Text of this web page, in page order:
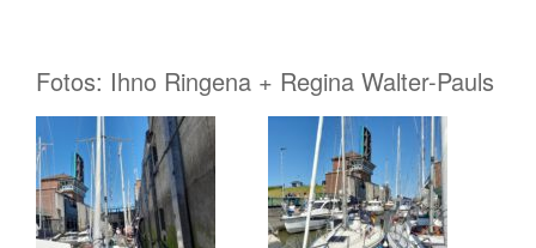
Fotos: Ihno Ringena + Regina Walter-Pauls